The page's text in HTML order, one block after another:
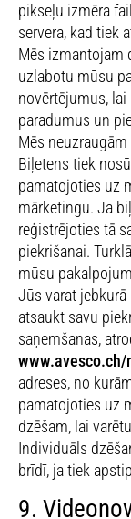
pikseļu izmēra
servera, kad tiek
Mēs izmantojam
uzlabotu mūsu
novērtējumus,
paradumus un
Mēs
Biļetens tiek
pamatojoties uz
mārketingu. Ja
reģistrējoties tā
piekrišanai.
mūsu
Jūs varat
atsaukt savu
saņemšanas,
adreses, no
pamatojoties uz
dzēšam, lai
Individuāls
brīdī, ja tiek
9.